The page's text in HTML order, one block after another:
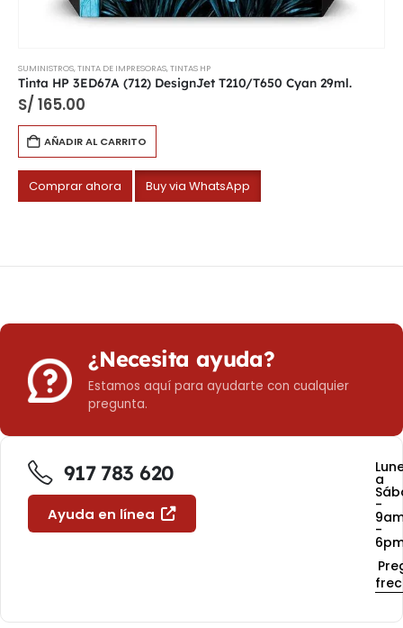
SUMINISTROS,TINTA DE IMPRESORAS,TINTAS HP
Tinta HP 3ED67A (712) DesignJet T210/T650 Cyan 29ml.
S/ 165.00
AÑADIR AL CARRITO
Comprar ahora Buy via WhatsApp
¿Necesita ayuda?
Estamos aquí para ayudarte con cualquier
pregunta.
917 783 620
Ayuda en línea
a
-
-